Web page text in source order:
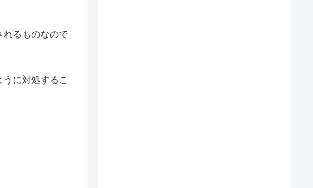
れるものなので
に対処するこ